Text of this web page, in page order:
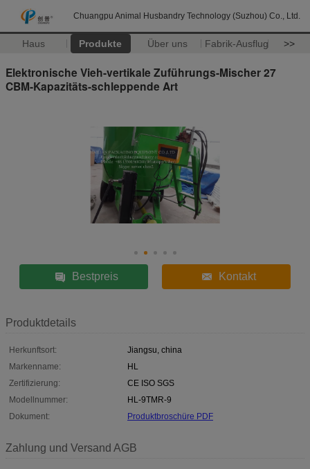
Chuangpu Animal Husbandry Technology (Suzhou) Co., Ltd.
Haus Produkte Über uns Fabrik-Ausflug >>
Elektronische Vieh-vertikale Zuführungs-Mischer 27
CBM-Kapazitäts-schleppende Art
Bestpreis Kontakt
Produktdetails
Herkunftsort:
Jiangsu, china
Markenname:
HL
Zertifizierung:
CE ISO SGS
Modellnummer:
HL-9TMR-9
Dokument:
Produktbroschüre PDF
Zahlung und Versand AGB